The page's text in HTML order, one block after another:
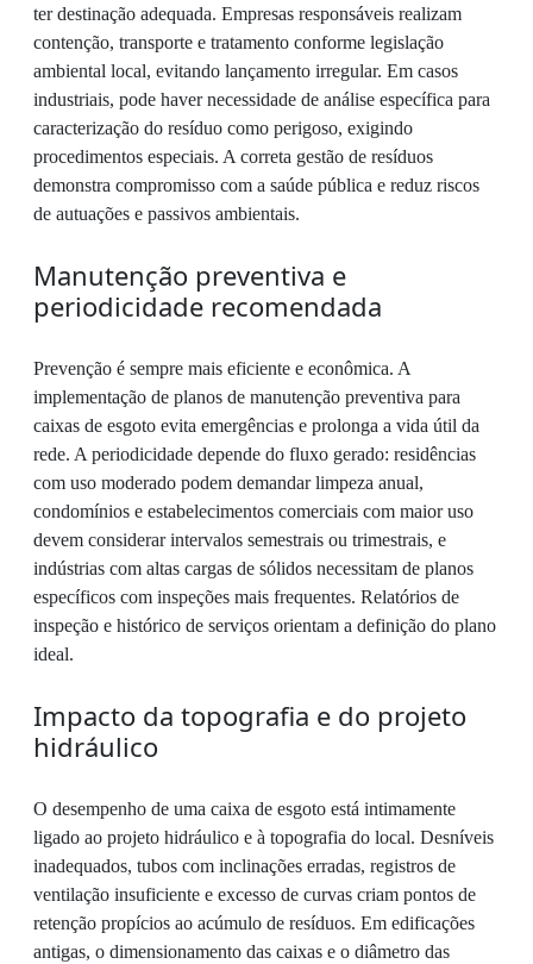
ter destinação adequada. Empresas responsáveis realizam
contenção, transporte e tratamento conforme legislação
ambiental local, evitando lançamento irregular. Em casos
industriais, pode haver necessidade de análise específica para
caracterização do resíduo como perigoso, exigindo
procedimentos especiais. A correta gestão de resíduos
demonstra compromisso com a saúde pública e reduz riscos
de autuações e passivos ambientais.
Manutenção preventiva e
periodicidade recomendada
Prevenção é sempre mais eficiente e econômica. A
implementação de planos de manutenção preventiva para
caixas de esgoto evita emergências e prolonga a vida útil da
rede. A periodicidade depende do fluxo gerado: residências
com uso moderado podem demandar limpeza anual,
condomínios e estabelecimentos comerciais com maior uso
devem considerar intervalos semestrais ou trimestrais, e
indústrias com altas cargas de sólidos necessitam de planos
específicos com inspeções mais frequentes. Relatórios de
inspeção e histórico de serviços orientam a definição do plano
ideal.
Impacto da topografia e do projeto
hidráulico
O desempenho de uma caixa de esgoto está intimamente
ligado ao projeto hidráulico e à topografia do local. Desníveis
inadequados, tubos com inclinações erradas, registros de
ventilação insuficiente e excesso de curvas criam pontos de
retenção propícios ao acúmulo de resíduos. Em edificações
antigas, o dimensionamento das caixas e o diâmetro das